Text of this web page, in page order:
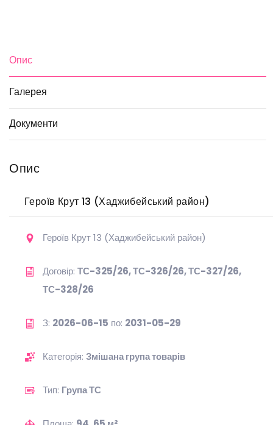
Опис
Галерея
Документи
Опис
Героїв Крут 13 (Хаджибейський район)
Героїв Крут 13 (Хаджибейський район)
Договір: ТС-325/26, ТС-326/26, ТС-327/26,
ТС-328/26
З: 2026-06-15 по: 2031-05-29
Категорія: Змішана група товарів
Тип: Група ТС